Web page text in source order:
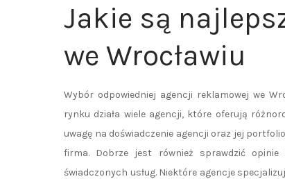
Jakie są
we Wrocławiu
Wybór odpowiedniej agencji reklamowej we
rynku działa wiele agencji, które oferują
uwagę na doświadczenie agencji oraz jej
firma. Dobrze jest również sprawdzić
świadczonych usług. Niektóre agencje